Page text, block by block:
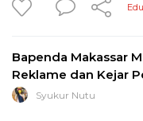
Bapenda Makassar
Reklame dan Kejar
Syukur Nutu